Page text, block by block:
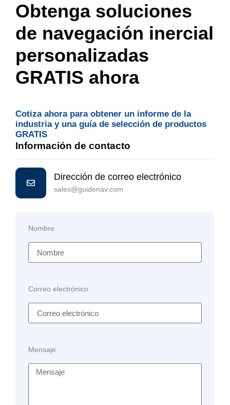
Obtenga soluciones
de navegación inercial
personalizadas
GRATIS ahora
Cotiza ahora para obtener un informe de la
industria y una guía de selección de productos
GRATIS
Información de contacto
Dirección de correo electrónico
sales@guidenav.com
Nombre
Correo electrónico
Mensaje